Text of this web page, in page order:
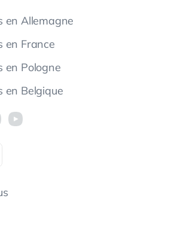
en Allemagne
en France
en Pologne
en Belgique